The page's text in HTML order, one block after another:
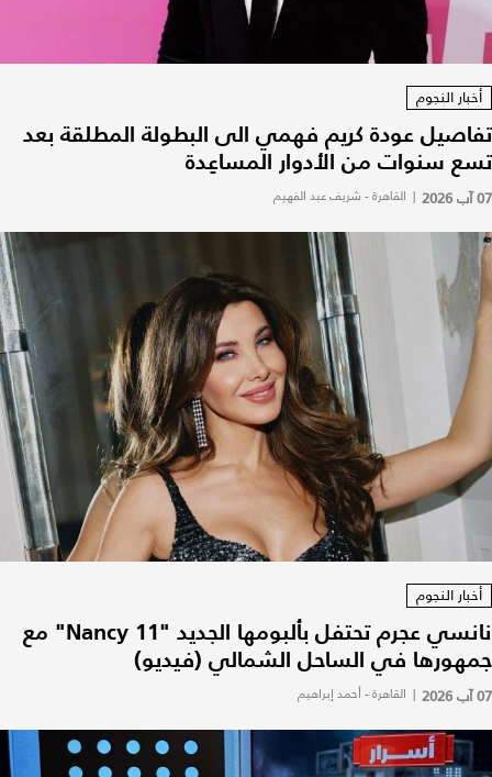
أخبار النجوم
تفاصيل عودة كريم فهمي الى البطولة المطلقة بعد
تسع سنوات من الأدوار المساعِدة
07 آب 2026 | القاهرة - شريف عبد الفهيم
أخبار النجوم
نانسي عجرم تحتفل بألبومها الجديد "Nancy 11" مع
جمهورها في الساحل الشمالي (فيديو)
07 آب 2026 | القاهرة - أحمد إبراهيم